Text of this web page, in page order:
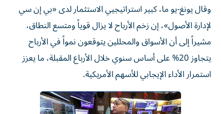
وقال يونغ-يو ما، كبير استراتيجيي الاستثمار لدى «بي إن سي
لإدارة الأصول»، إن زخم الأرباح لا يزال قوياً ومتسع النطاق،
مشيراً إلى أن الأسواق والمحللين يتوقعون نمواً في الأرباح
يتجاوز 20% على أساس سنوي خلال الأرباع المقبلة، ما يعزز
استمرار الأداء الإيجابي للأسهم الأمريكية.